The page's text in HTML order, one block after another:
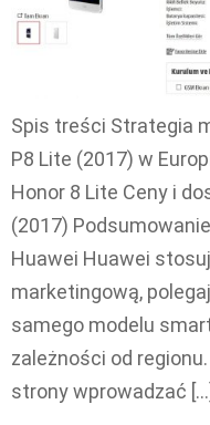
Spis treści Strategia
P8 Lite (2017) w
Honor 8 Lite Ceny i
(2017)
Huawei Huawei
marketingową,
samego modelu
zależności od
strony wprowadzać […]